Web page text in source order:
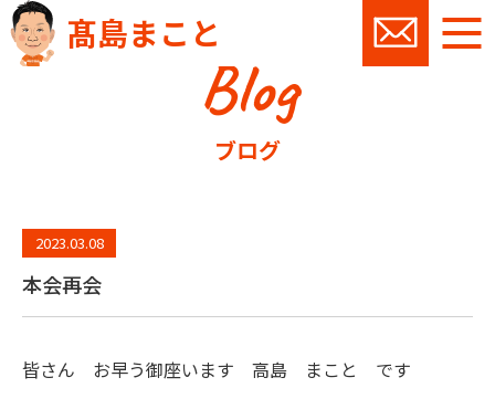
髙島まこと
Blog
ブログ
2023.03.08
本会再会
皆さん お早う御座います 高島 まこと です